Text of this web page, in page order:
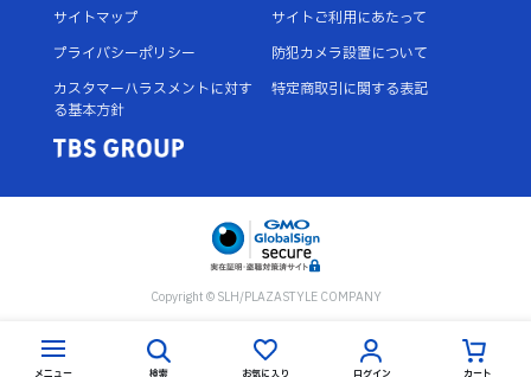
サイトマップ
サイトご利用にあたって
プライバシーポリシー
防犯カメラ設置について
カスタマーハラスメントに対す
る基本方針
特定商取引に関する表記
Copyright © SLH/PLAZASTYLE COMPANY